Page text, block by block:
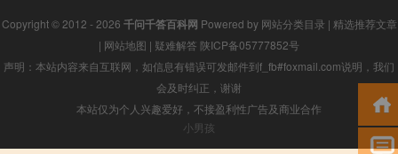
Copyright © 2012 - 2026 千问千答百科网 Powered by 网站分类目录 | 精选推荐文章
| 网站地图 | 疑难解答 陕ICP备05777852号
声明：本站内容来自互联网，如信息有错误可发邮件到f_fb#foxmail.com说明，我们
会及时纠正，谢谢
本站仅为个人兴趣爱好，不接盈利性广告及商业合作
小男孩